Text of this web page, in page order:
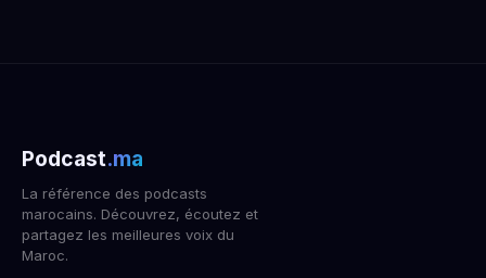
Podcast.ma
La référence des podcasts
marocains. Découvrez, écoutez et
partagez les meilleures voix du
Maroc.